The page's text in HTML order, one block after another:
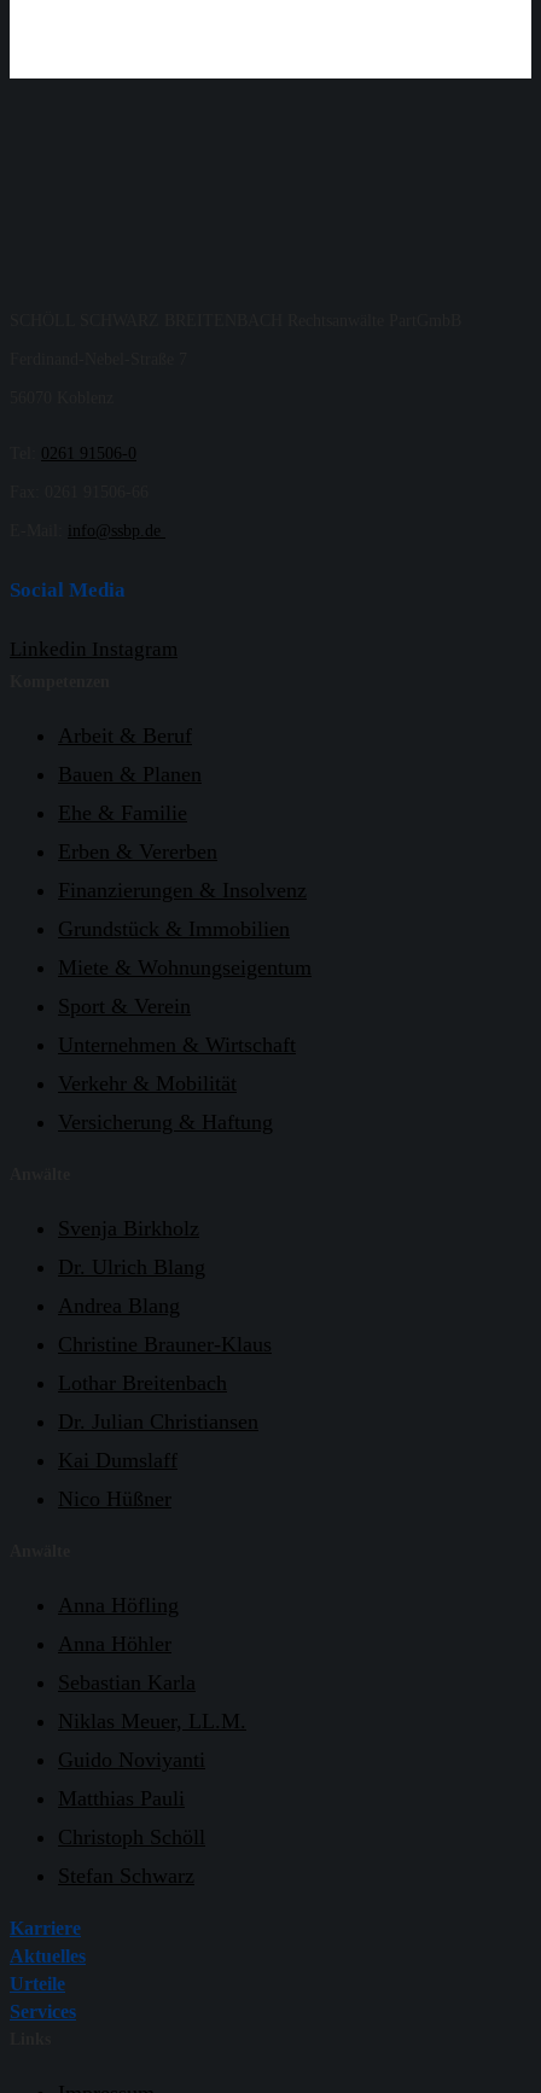
0261 91506-0
info@ssbp.de
Social Media
Linkedin Instagram
Arbeit & Beruf
Bauen & Planen
Ehe & Familie
Erben & Vererben
Finanzierungen & Insolvenz
Grundstück & Immobilien
Miete & Wohnungseigentum
Sport & Verein
Unternehmen & Wirtschaft
Verkehr & Mobilität
Versicherung & Haftung
Svenja Birkholz
Dr. Ulrich Blang
Andrea Blang
Christine Brauner-Klaus
Lothar Breitenbach
Dr. Julian Christiansen
Kai Dumslaff
Nico Hüßner
Anna Höfling
Anna Höhler
Sebastian Karla
Niklas Meuer, LL.M.
Guido Noviyanti
Matthias Pauli
Christoph Schöll
Stefan Schwarz
Karriere
Aktuelles
Urteile
Services